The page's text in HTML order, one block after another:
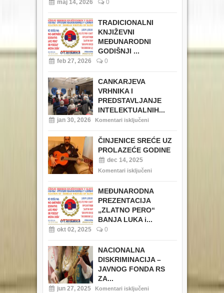
maj 14, 2026 0
TRADICIONALNI
KNJIŽEVNI
MEĐUNARODNI
GODIŠNJI ...
feb 27, 2026 0
CANKARJEVA
VRHNIKA I
PREDSTAVLJANJE
INTELEKTUALNIH...
jan 30, 2026 Komentari isključeni
ČINJENICE SREĆE UZ
PROLAZEĆE GODINE
dec 14, 2025
Komentari isključeni
MEĐUNARODNA
PREZENTACIJA
„ZLATNO PERO“
BANJA LUKA i...
okt 02, 2025 0
NACIONALNA
DISKRIMINACIJA –
JAVNOG FONDA RS
ZA...
jun 27, 2025 Komentari isključeni